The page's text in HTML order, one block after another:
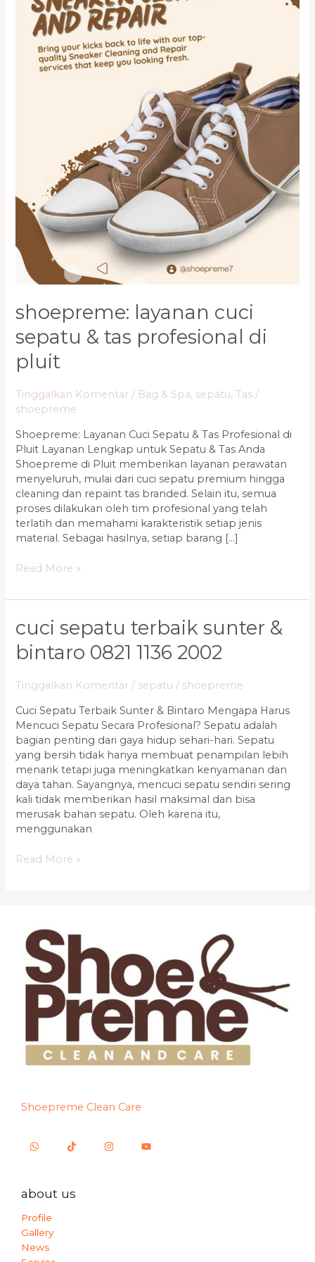
shoepreme: layanan cuci
sepatu & tas profesional di
pluit
Tinggalkan Komentar / Bag & Spa, sepatu,Tas /
shoepreme
Shoepreme: Layanan Cuci Sepatu & Tas Profesional di
Pluit Layanan Lengkap untuk Sepatu & Tas Anda
Shoepreme di Pluit memberikan layanan perawatan
menyeluruh, mulai dari cuci sepatu premium hingga
cleaning dan repaint tas branded. Selain itu, semua
proses dilakukan oleh tim profesional yang telah
terlatih dan memahami karakteristik setiap jenis
material. Sebagai hasilnya, setiap barang […]
Tas
Profesional
Pluit
Read More »
cuci sepatu terbaik sunter &
bintaro 0821 1136 2002
Tinggalkan Komentar / sepatu / shoepreme
Cuci Sepatu Terbaik Sunter & Bintaro Mengapa Harus
Mencuci Sepatu Secara Profesional? Sepatu adalah
bagian penting dari gaya hidup sehari-hari. Sepatu
yang bersih tidak hanya membuat penampilan lebih
menarik tetapi juga meningkatkan kenyamanan dan
daya tahan. Sayangnya, mencuci sepatu sendiri sering
kali tidak memberikan hasil maksimal dan bisa
merusak bahan sepatu. Oleh karena itu,
menggunakan
Cuci
Sepatu
Terbaik
&
0821
1136
2002
Read More »
Shoepreme Clean Care
about us
Profile
Gallery
News